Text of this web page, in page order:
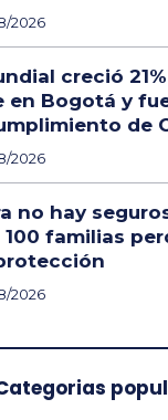
2026
creció
en Bogotá y
de
2026
no hay
100 familias
2026